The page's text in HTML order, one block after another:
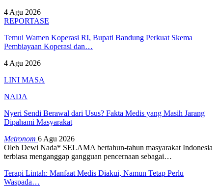
4 Agu 2026
REPORTASE
Temui Wamen Koperasi RI, Bupati Bandung Perkuat Skema
Pembiayaan Koperasi dan…
4 Agu 2026
LINI MASA
NADA
Nyeri Sendi Berawal dari Usus? Fakta Medis yang Masih Jarang
Dipahami Masyarakat
Metronom 6 Agu 2026
Oleh Dewi Nada* SELAMA bertahun-tahun masyarakat Indonesia
terbiasa menganggap gangguan pencernaan sebagai…
Terapi Lintah: Manfaat Medis Diakui, Namun Tetap Perlu
Waspada…